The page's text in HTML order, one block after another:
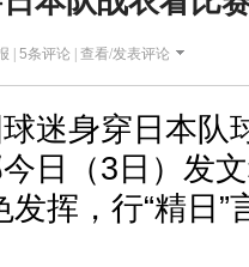
| 5条评论 | 查看/发表评论
迷身穿日本队
日（3日）发
发挥，行“精日